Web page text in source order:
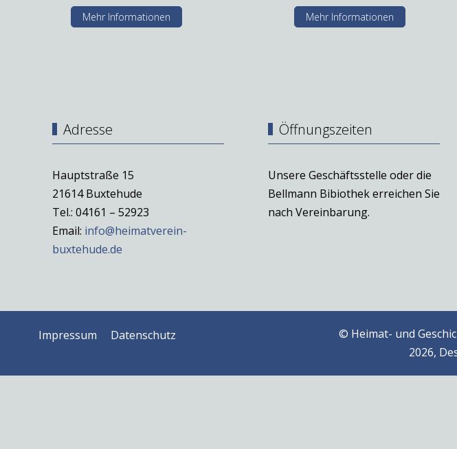
Mehr Informationen Mehr Informationen
Adresse
Hauptstraße 15
21614 Buxtehude
Tel.: 04161 – 52923
Email: info@heimatverein-
buxtehude.de
Öffnungszeiten
Unsere Geschäftsstelle oder die
Bellmann Bibiothek erreichen Sie
nach Vereinbarung.
Impressum Datenschutz
© Heimat- und
2026,